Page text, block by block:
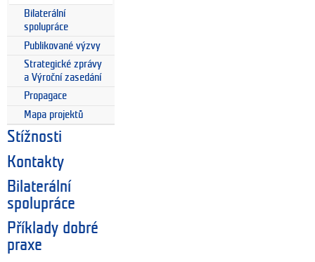
Bilaterální
spolupráce
Publikované výzvy
Strategické zprávy
a Výroční zasedání
Propagace
Mapa projektů
Stížnosti
Kontakty
Bilaterální
spolupráce
Příklady dobré
praxe